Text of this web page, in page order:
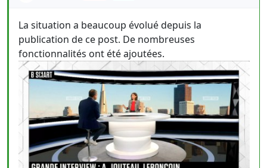
La situation a beaucoup évolué depuis la
publication de ce post. De nombreuses
fonctionnalités ont été ajoutées.